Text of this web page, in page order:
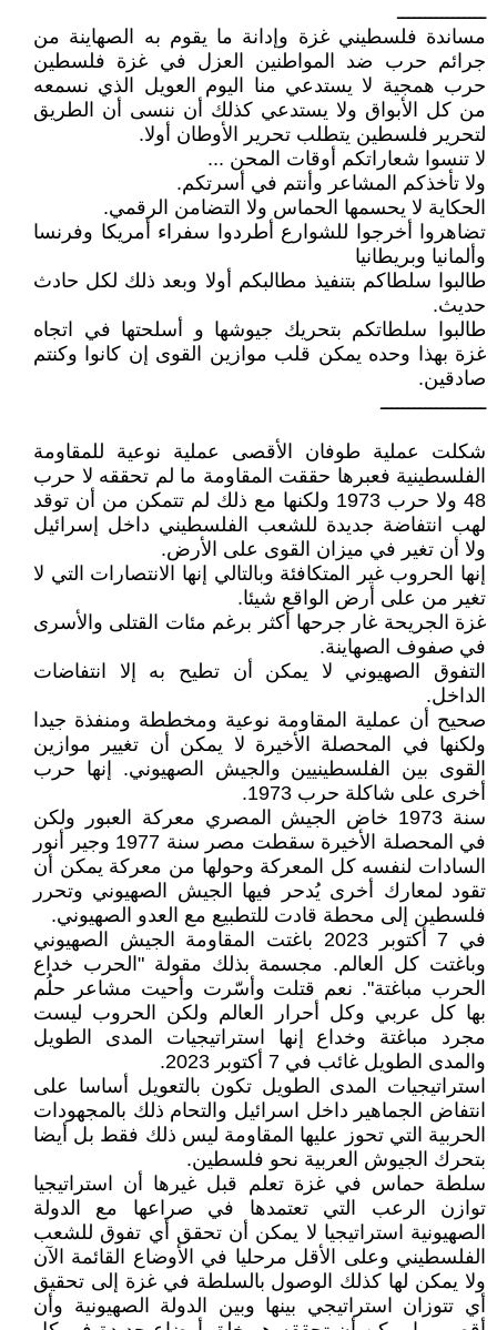
ــــــــــــــــ
مساندة فلسطيني غزة وإدانة ما يقوم به الصهاينة من
جرائم حرب ضد المواطنين العزل في غزة فلسطين
حرب همجية لا يستدعي منا اليوم العويل الذي نسمعه
من كل الأبواق ولا يستدعي كذلك أن ننسى أن الطريق
لتحرير فلسطين يتطلب تحرير الأوطان أولا.
لا تنسوا شعاراتكم أوقات المحن ...
ولا تأخذكم المشاعر وأنتم في أسرتكم.
الحكاية لا يحسمها الحماس ولا التضامن الرقمي.
تضاهروا أخرجوا للشوارع أطردوا سفراء أمريكا وفرنسا
وألمانيا وبريطانيا
طالبوا سلطاكم بتنفيذ مطالبكم أولا وبعد ذلك لكل حادث
حديث.
طالبوا سلطاتكم بتحريك جيوشها و أسلحتها في اتجاه
غزة بهذا وحده يمكن قلب موازين القوى إن كانوا وكنتم
صادقين.
ـــــــــــــــــــ
شكلت عملية طوفان الأقصى عملية نوعية للمقاومة
الفلسطينية فعبرها حققت المقاومة ما لم تحققه لا حرب
48 ولا حرب 1973 ولكنها مع ذلك لم تتمكن من أن توقد
لهب انتفاضة جديدة للشعب الفلسطيني داخل إسرائيل
ولا أن تغير في ميزان القوى على الأرض.
إنها الحروب غير المتكافئة وبالتالي إنها الانتصارات التي لا
تغير من على أرض الواقع شيئا.
غزة الجريحة غار جرحها أكثر برغم مئات القتلى والأسرى
في صفوف الصهاينة.
التفوق الصهيوني لا يمكن أن تطيح به إلا انتفاضات
الداخل.
صحيح أن عملية المقاومة نوعية ومخططة ومنفذة جيدا
ولكنها في المحصلة الأخيرة لا يمكن أن تغيير موازين
القوى بين الفلسطينيين والجيش الصهيوني. إنها حرب
أخرى على شاكلة حرب 1973.
سنة 1973 خاض الجيش المصري معركة العبور ولكن
في المحصلة الأخيرة سقطت مصر سنة 1977 وجير أنور
السادات لنفسه كل المعركة وحولها من معركة يمكن أن
تقود لمعارك أخرى يُدحر فيها الجيش الصهيوني وتحرر
فلسطين إلى محطة قادت للتطبيع مع العدو الصهيوني.
في 7 أكتوبر 2023 باغتت المقاومة الجيش الصهيوني
وباغتت كل العالم. مجسمة بذلك مقولة "الحرب خداع
الحرب مباغتة". نعم قتلت وأسّرت وأحيت مشاعر حلُم
بها كل عربي وكل أحرار العالم ولكن الحروب ليست
مجرد مباغتة وخداع إنها استراتيجيات المدى الطويل
والمدى الطويل غائب في 7 أكتوبر 2023.
استراتيجيات المدى الطويل تكون بالتعويل أساسا على
انتفاض الجماهير داخل اسرائيل والتحام ذلك بالمجهودات
الحربية التي تحوز عليها المقاومة ليس ذلك فقط بل أيضا
بتحرك الجيوش العربية نحو فلسطين.
سلطة حماس في غزة تعلم قبل غيرها أن استراتيجيا
توازن الرعب التي تعتمدها في صراعها مع الدولة
الصهيونية استراتيجيا لا يمكن أن تحقق أي تفوق للشعب
الفلسطيني وعلى الأقل مرحليا في الأوضاع القائمة الآن
ولا يمكن لها كذلك الوصول بالسلطة في غزة إلى تحقيق
أي تتوزان استراتيجي بينها وبين الدولة الصهيونية وأن